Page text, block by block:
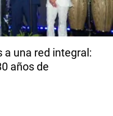
a una red integral:
años de